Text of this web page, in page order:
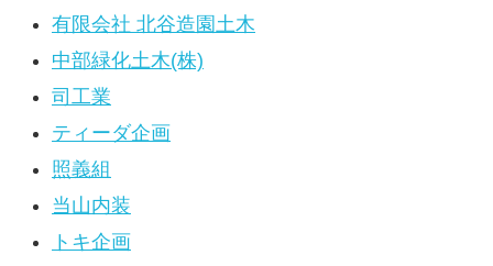
有限会社 北谷造園土木
中部緑化土木(株)
司工業
ティーダ企画
照義組
当山内装
トキ企画